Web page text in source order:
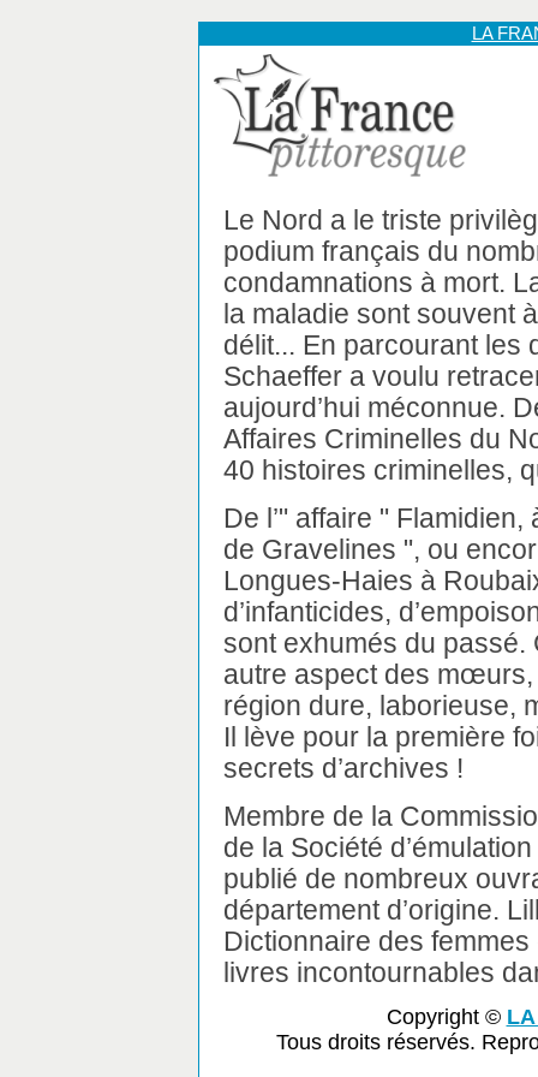
LA
Le Nord a le triste
podium français du
condamnations à mort.
la maladie sont souvent
délit... En parcourant les
Schaeffer a voulu
aujourd’hui méconnue.
Affaires Criminelles du
40 histoires criminelles,
De l’" affaire "
de Gravelines ", ou
Longues-Haies à
d’infanticides,
sont exhumés du
autre aspect des
région dure, laborieuse,
Il lève pour la première
secrets d’archives !
Membre de la
de la Société
publié de nombreux
département d’origine.
Dictionnaire des
livres incontournables
Copyright ©
Tous droits réservés.